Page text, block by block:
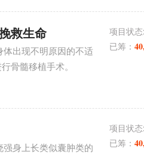
救生命
出现不明原因的不适
骨髓移植手术。
项目状态:
已筹：
身上长类似囊肿类的
项目状态:
已筹：